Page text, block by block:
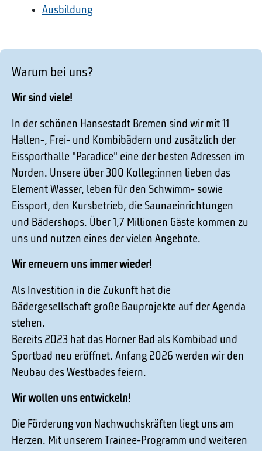
Ausbildung
Warum bei uns?
Wir sind viele!
In der schönen Hansestadt Bremen sind wir mit 11
Hallen-, Frei- und Kombibädern und zusätzlich der
Eissporthalle "Paradice" eine der besten Adressen im
Norden. Unsere über 300 Kolleg:innen lieben das
Element Wasser, leben für den Schwimm- sowie
Eissport, den Kursbetrieb, die Saunaeinrichtungen
und Bädershops. Über 1,7 Millionen Gäste kommen zu
uns und nutzen eines der vielen Angebote.
Wir erneuern uns immer wieder!
Als Investition in die Zukunft hat die
Bädergesellschaft große Bauprojekte auf der Agenda
stehen.
Bereits 2023 hat das Horner Bad als Kombibad und
Sportbad neu eröffnet. Anfang 2026 werden wir den
Neubau des Westbades feiern.
Wir wollen uns entwickeln!
Die Förderung von Nachwuchskräften liegt uns am
Herzen. Mit unserem Trainee-Programm und weiteren